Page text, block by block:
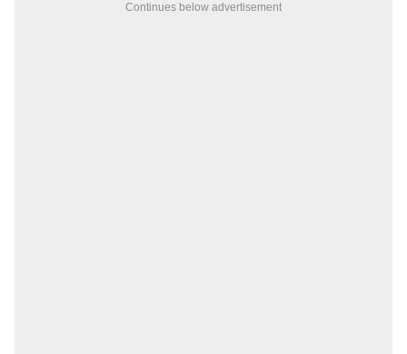
Continues below advertisement